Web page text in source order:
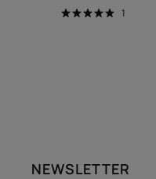
1
NEWSLETTER